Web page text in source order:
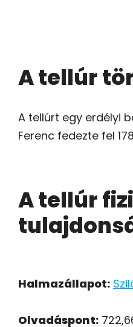
A tellúr
A tellúrt egy erdélyi
Ferenc fedezte fel
A tellúr
Halmazállapot:
Olvadáspont: